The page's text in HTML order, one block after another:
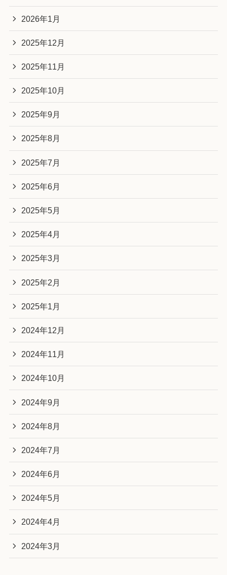
2026年1月
2025年12月
2025年11月
2025年10月
2025年9月
2025年8月
2025年7月
2025年6月
2025年5月
2025年4月
2025年3月
2025年2月
2025年1月
2024年12月
2024年11月
2024年10月
2024年9月
2024年8月
2024年7月
2024年6月
2024年5月
2024年4月
2024年3月